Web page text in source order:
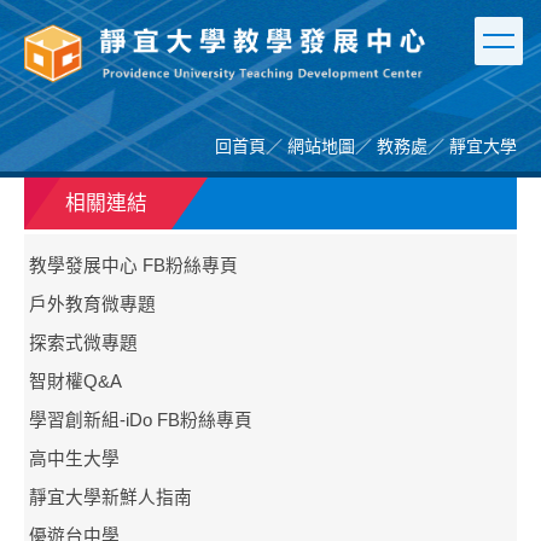
跳
到
主
要
內
容
區
回首頁／ 網站地圖／ 教務處／ 靜宜大學
相關連結
教學發展中心 FB粉絲專頁
戶外教育微專題
探索式微專題
智財權Q&A
學習創新組-iDo FB粉絲專頁
高中生大學
靜宜大學新鮮人指南
優遊台中學